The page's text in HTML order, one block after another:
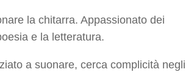
la chitarra. Appassionato dei
e la letteratura.
a suonare, cerca complicità negli